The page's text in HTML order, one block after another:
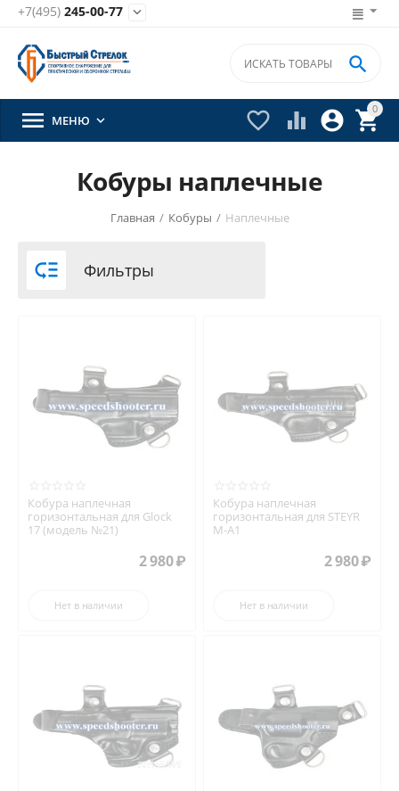
+7(495) 245-00-77 
0


 

 МЕНЮ 
Кобуры наплечные
Главная / Кобуры / Наплечные
 Фильтры
Кобура наплечная
горизонтальная для Glock
17 (модель №21)
2 980₽
Нет в наличии
Кобура наплечная
горизонтальная для STEYR
M-A1
2 980₽
Нет в наличии